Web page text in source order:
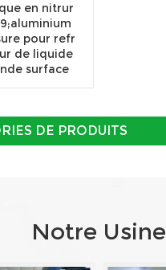
en nitrur
pour refr
de liquide
surface
DE PRODUITS
Notre Usine